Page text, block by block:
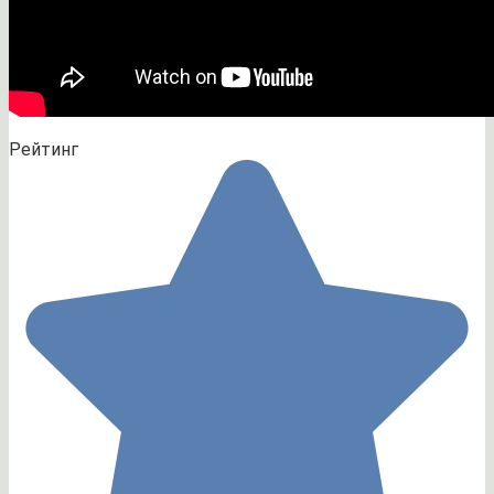
Рейтинг